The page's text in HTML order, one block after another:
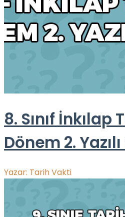
8. Sınıf İnkılap
Dönem 2.
Yazar: Tarih Vakti